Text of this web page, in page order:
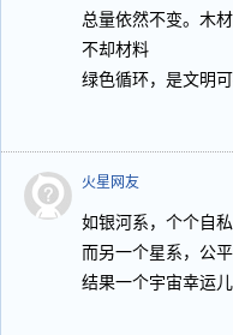
总量依然不变。木
不却材料
绿色循环，是文明
火星网友
如银河系，个个自
而另一个星系，公
结果一个宇宙幸运